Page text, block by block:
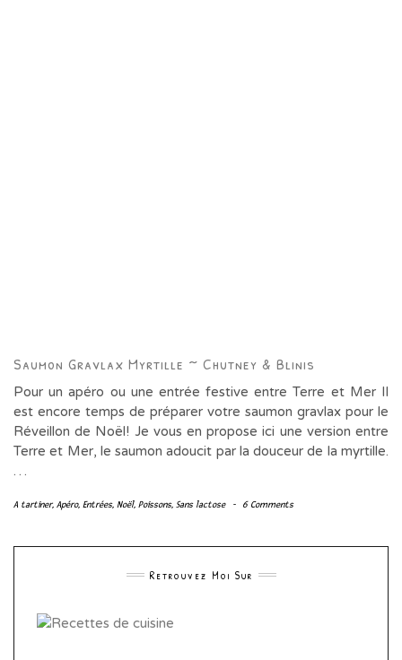
Saumon Gravlax Myrtille ~ Chutney & Blinis
Pour un apéro ou une entrée festive entre Terre et Mer Il
est encore temps de préparer votre saumon gravlax pour le
Réveillon de Noël! Je vous en propose ici une version entre
Terre et Mer, le saumon adoucit par la douceur de la myrtille.
…
A tartiner, Apéro, Entrées, Noël, Poissons, Sans lactose - 6 Comments
Retrouvez Moi Sur